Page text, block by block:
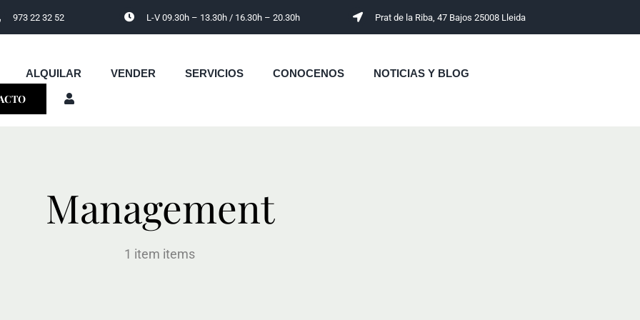
973 22 32 52 L-V 09.30h – 13.30h / 16.30h – 20.30h Prat de la Riba, 47 Bajos 25008 Lleida
ALQUILAR VENDER SERVICIOS CONOCENOS NOTICIAS Y BLOG
Management
1 item items